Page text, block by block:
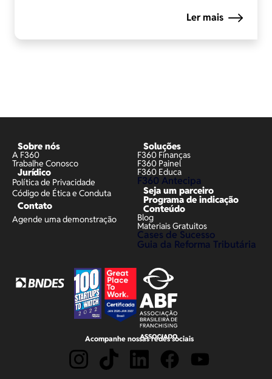
Ler mais
Sobre nós
A F360
Trabalhe Conosco
Jurídico
Política de Privacidade
Código de Ética e Conduta
Contato
Agende uma demonstração
Soluções
F360 Finanças
F360 Painel
F360 Educa
F360 Antecipa
Seja um parceiro
Programa de indicação
Conteúdo
Blog
Materiais Gratuitos
Cases de Sucesso
Guia da Reforma Tributária
Acompanhe nossas redes sociais